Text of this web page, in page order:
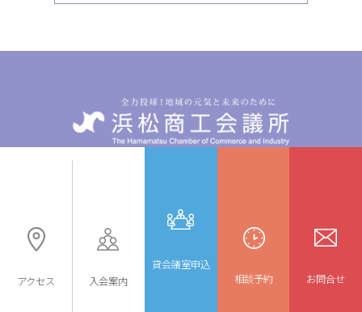
アクセス 入会案内
貸会議室申込
相談予約
お問合せ